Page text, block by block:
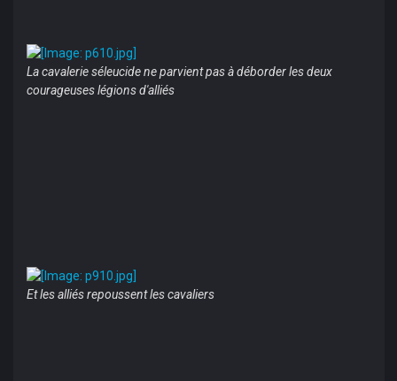
La cavalerie séleucide ne parvient pas à déborder les deux
courageuses légions d'alliés
Et les alliés repoussent les cavaliers